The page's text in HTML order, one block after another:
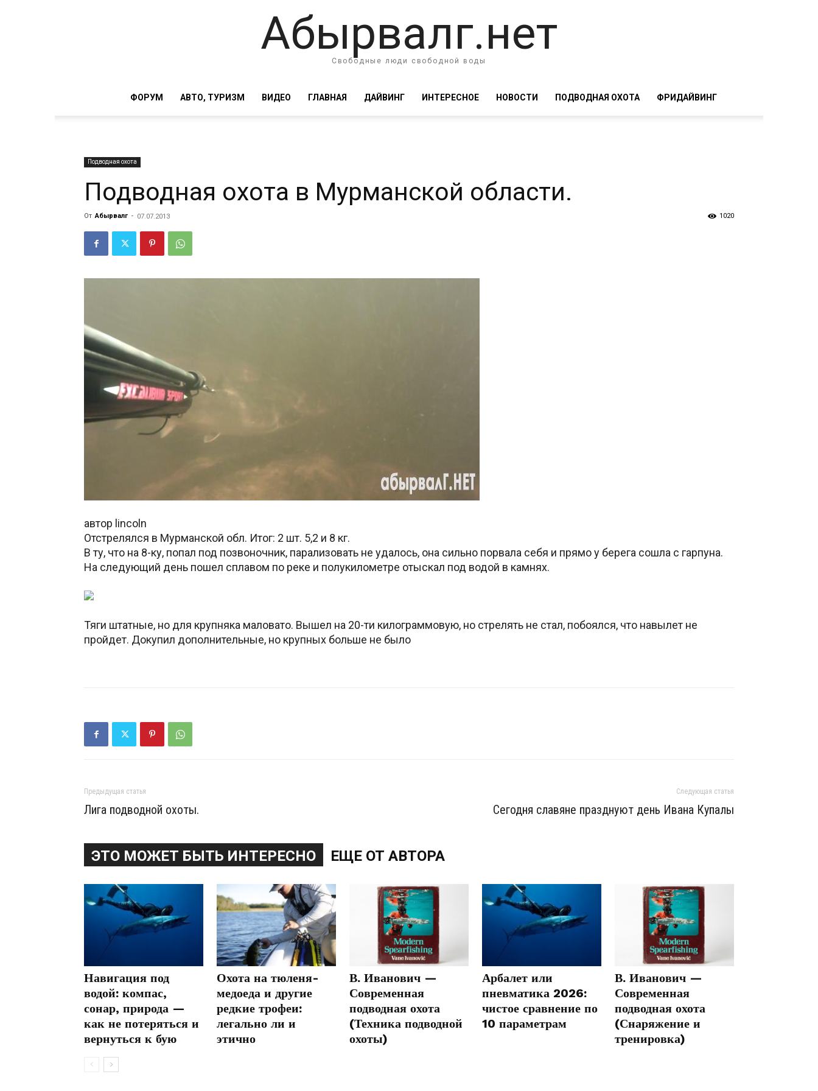
Абырвалг.нет
Свободные люди свободной воды
ФОРУМ АВТО, ТУРИЗМ ВИДЕО ГЛАВНАЯ ДАЙВИНГ ИНТЕРЕСНОЕ НОВОСТИ ПОДВОДНАЯ ОХОТА ФРИДАЙВИНГ
Подводная охота
Подводная охота в Мурманской области.
От Абырвалг - 07.07.2013 1020
автор lincoln
Отстрелялся в Мурманской обл. Итог: 2 шт. 5,2 и 8 кг.
В ту, что на 8-ку, попал под позвоночник, парализовать не удалось, она сильно порвала себя и прямо у берега сошла с гарпуна.
На следующий день пошел сплавом по реке и полукилометре отыскал под водой в камнях.
Тяги штатные, но для крупняка маловато. Вышел на 20-ти килограммовую, но стрелять не стал, побоялся, что навылет не
пройдет. Докупил дополнительные, но крупных больше не было
Предыдущая статья
Лига подводной охоты.
Следующая статья
Сегодня славяне празднуют день Ивана Купалы
ЭТО МОЖЕТ БЫТЬ ИНТЕРЕСНО ЕЩЕ ОТ АВТОРА
Навигация под
водой: компас,
сонар, природа —
как не потеряться и
вернуться к бую
Охота на тюленя-
медоеда и другие
редкие трофеи:
легально ли и
этично
В. Иванович —
Современная
подводная охота
(Техника подводной
охоты)
Арбалет или
пневматика 2026:
чистое сравнение по
10 параметрам
В. Иванович —
Современная
подводная охота
(Снаряжение и
тренировка)